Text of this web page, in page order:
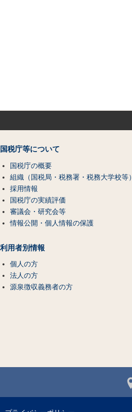
国税庁等について
国税庁の概要
組織（国税局・税務署・税務大学校等）
採用情報
国税庁の実績評価
審議会・研究会等
情報公開・個人情報の保護
利用者別情報
個人の方
法人の方
源泉徴収義務者の方